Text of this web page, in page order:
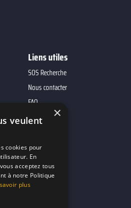
Liens utiles
SOS Recherche
Nous contacter
FAQ
×
veulent
cookies pour
En
acceptez tous
à notre Politique
plus